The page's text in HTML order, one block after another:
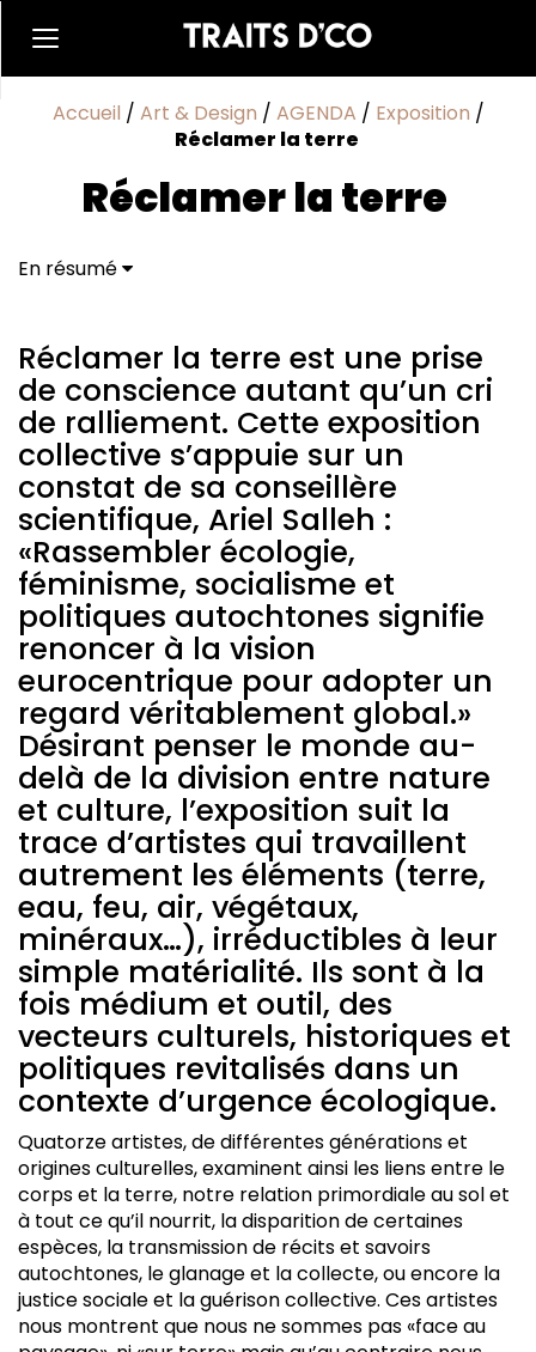
Accueil / Art & Design / AGENDA / Exposition /
Réclamer la terre
Réclamer la terre
En résumé
collective s’appuie sur un constat de sa conseillère
scientifique, Ariel Salleh : «Rassembler écologie,
féminisme, socialisme et politiques autochtones
signifie renoncer à la vision eurocentrique pour
adopter un regard véritablement global.» Désirant
penser le monde au-delà de la division entre nature
et culture, l’exposition suit la trace d’artistes qui
travaillent autrement les éléments (terre, eau, feu,
air, végétaux, minéraux…), irréductibles à leur simple
matérialité. Ils sont à la fois médium et outil, des
vecteurs culturels, historiques et politiques revitalisés
dans un contexte d’urgence écologique.
Réclamer la terre est une prise
de conscience autant qu’un cri
de ralliement. Cette exposition
collective s’appuie sur un
constat de sa conseillère
scientifique, Ariel Salleh :
«Rassembler écologie,
féminisme, socialisme et
politiques autochtones signifie
renoncer à la vision
eurocentrique pour adopter un
regard véritablement global.»
Désirant penser le monde au-
delà de la division entre nature
et culture, l’exposition suit la
trace d’artistes qui travaillent
autrement les éléments (terre,
eau, feu, air, végétaux,
minéraux…), irréductibles à leur
simple matérialité. Ils sont à la
fois médium et outil, des
vecteurs culturels, historiques et
politiques revitalisés dans un
contexte d’urgence écologique.
Quatorze artistes, de différentes générations et
origines culturelles, examinent ainsi les liens entre le
corps et la terre, notre relation primordiale au sol et
à tout ce qu’il nourrit, la disparition de certaines
espèces, la transmission de récits et savoirs
autochtones, le glanage et la collecte, ou encore la
justice sociale et la guérison collective. Ces artistes
nous montrent que nous ne sommes pas «face au